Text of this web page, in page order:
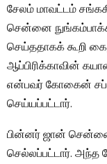
சேலம் மாவட்டம்
சென்னை
செய்ததாகக் கூறி
ஆப்பிரிக்காவின்
என்பவர் கோகைன்
செய்யப்பட்டார்.
பின்னர் ஜான்
செல்லப்பட்டார்.